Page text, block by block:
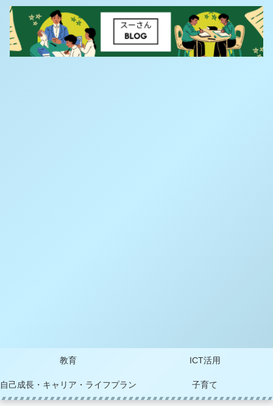
教育 ICT活用
自己成長・キャリア・ライフプラン 子育て